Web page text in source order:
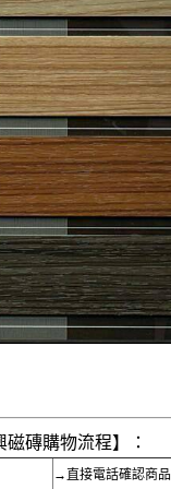
磁磚購物流程】：
→直接電話確認商